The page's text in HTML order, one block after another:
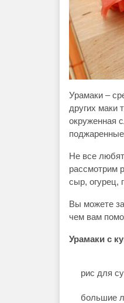
Урамаки –
других маки
окруженная
Не все
рассмотрим
сыр, огурец,
Вы можете
чем вам
Урамаки с
рис для
большие